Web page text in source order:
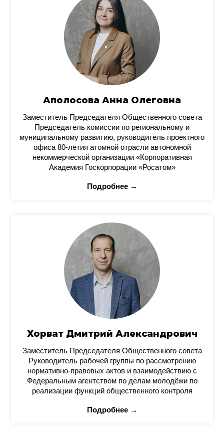
Аполосова Анна Олеговна
Заместитель Председателя Общественного совета
Председатель комиссии по региональному и
муниципальному развитию, руководитель проектного
офиса 80-летия атомной отрасли автономной
некоммерческой организации «Корпоративная
Академия Госкорпорации «Росатом»
Подробнее →
Хорват Дмитрий Александрович
Заместитель Председателя Общественного совета
Руководитель рабочей группы по рассмотрению
нормативно-правовых актов и взаимодействию с
Федеральным агентством по делам молодёжи по
реализации функций общественного контроля
Подробнее →